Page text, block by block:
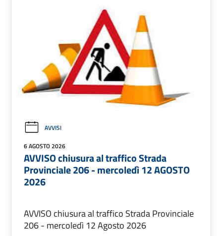
AVVISI
6 AGOSTO 2026
AVVISO chiusura al traffico Strada
Provinciale 206 - mercoledì 12 AGOSTO
2026
AVVISO chiusura al traffico Strada Provinciale
206 - mercoledì 12 Agosto 2026